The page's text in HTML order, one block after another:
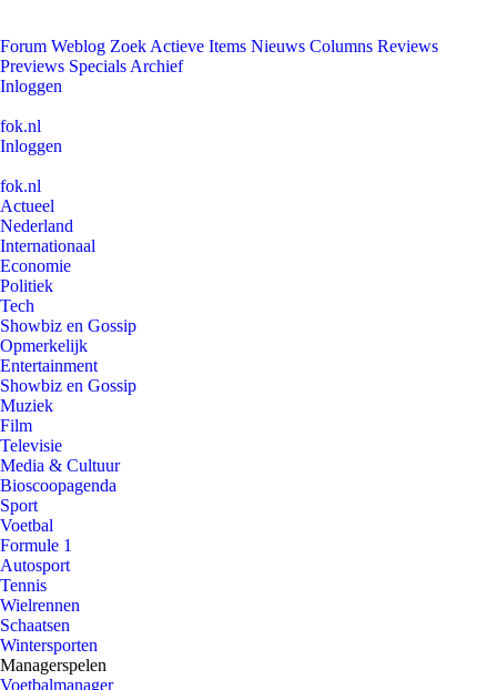
Forum Weblog Zoek Actieve Items Nieuws Columns Reviews
Previews Specials Archief
Inloggen
fok.nl
Inloggen
fok.nl
Actueel
Nederland
Internationaal
Economie
Politiek
Tech
Showbiz en Gossip
Opmerkelijk
Entertainment
Showbiz en Gossip
Muziek
Film
Televisie
Media & Cultuur
Bioscoopagenda
Sport
Voetbal
Formule 1
Autosport
Tennis
Wielrennen
Schaatsen
Wintersporten
Managerspelen
Voetbalmanager